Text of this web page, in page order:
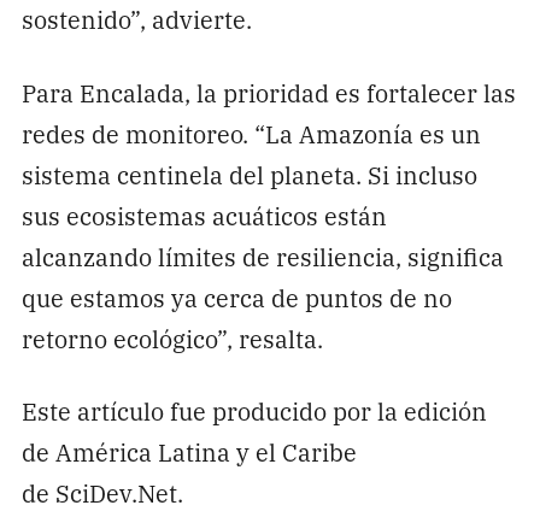
sostenido”, advierte.
Para Encalada, la prioridad es fortalecer las
redes de monitoreo. “La Amazonía es un
sistema centinela del planeta. Si incluso
sus ecosistemas acuáticos están
alcanzando límites de resiliencia, significa
que estamos ya cerca de puntos de no
retorno ecológico”, resalta.
Este artículo fue producido por la edición
de América Latina y el Caribe
de SciDev.Net.